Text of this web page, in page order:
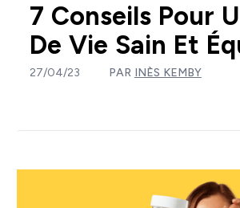
7 Conseils Pour
De Vie Sain Et
27/04/23 PAR INÈS KEMBY